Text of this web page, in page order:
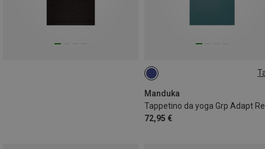
Manduka
Tappetino da yoga Grp Adapt
72,95 €
180CM